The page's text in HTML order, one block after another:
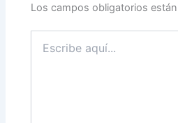
Los campos obligatorios
aquí...